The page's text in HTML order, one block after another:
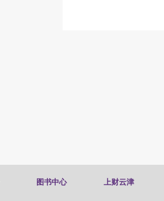
图书中心 上财云津